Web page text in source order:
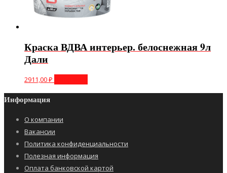
Краска ВДВА интерьер. белоснежная 9л
Дали
2911,00₽
Информация
О компании
Вакансии
Политика конфиденциальности
Полезная информация
Оплата банковской картой